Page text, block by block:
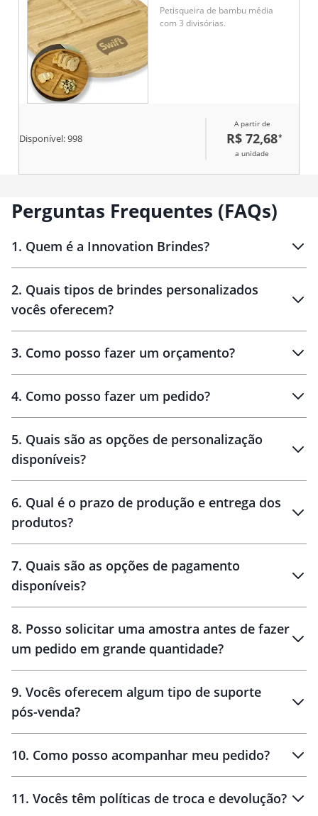
Petisqueira de bambu média
com 3 divisórias.
Disponível:998
A partir de
R$ 72,68*
a unidade
Perguntas Frequentes (FAQs)
1. Quem é a Innovation Brindes?
Brindes personalizados
2. Quais tipos de brindes personalizados
vocês oferecem?
personalizados
3. Como posso fazer um orçamento?
brinde
personalização
4. Como posso fazer um pedido?
amostra virtual
5. Quais são as opções de personalização
disponíveis?
6. Qual é o prazo de produção e entrega dos
produtos?
10 dias
brinde
48 horas
7. Quais são as opções de pagamento
disponíveis?
8. Posso solicitar uma amostra antes de fazer
um pedido em grande quantidade?
amostras
9. Vocês oferecem algum tipo de suporte
pós-venda?
10. Como posso acompanhar meu pedido?
11. Vocês têm políticas de troca e devolução?